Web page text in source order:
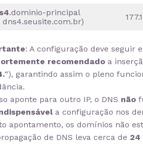
.dominio-principal
dns4.seusite.com.br)
: A configuração deve seguir
recomendado a
“), garantindo assim o pleno
aponte para outro IP, o DNS não
a configuração nos
apontamento, os domínios não
de DNS leva cerca de 24